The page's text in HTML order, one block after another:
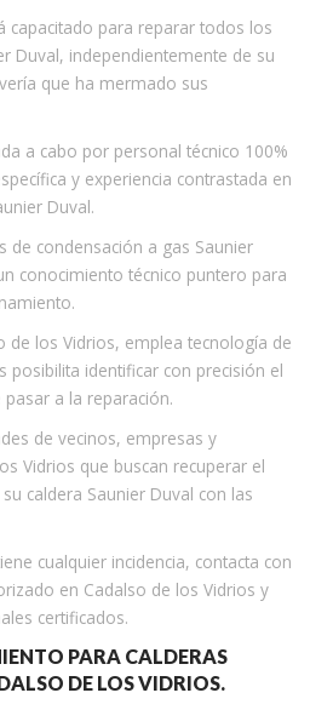
capacitado para reparar todos los
Duval, independientemente de su
que ha mermado sus
a cabo por personal técnico 100%
y experiencia contrastada en
Duval.
de condensación a gas Saunier
conocimiento técnico puntero para
de los Vidrios, emplea tecnología de
posibilita identificar con precisión el
a la reparación.
de vecinos, empresas y
Vidrios que buscan recuperar el
caldera Saunier Duval con las
cualquier incidencia, contacta con
en Cadalso de los Vidrios y
certificados.
PARA CALDERAS
DE LOS VIDRIOS.